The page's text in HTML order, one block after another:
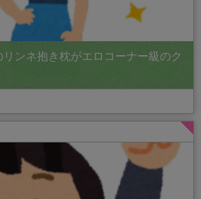
リンネ抱き枕がエロコーナー級のク